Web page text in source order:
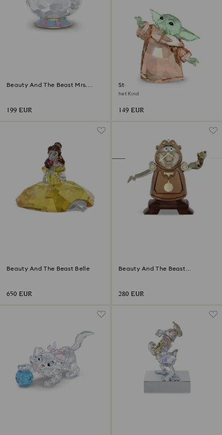
Beauty And The Beast Mrs.
199 EUR
Star Wars – Mandalorian
het Kind
149 EUR
Beauty And The Beast Belle
650 EUR
Beauty And The Beast
280 EUR